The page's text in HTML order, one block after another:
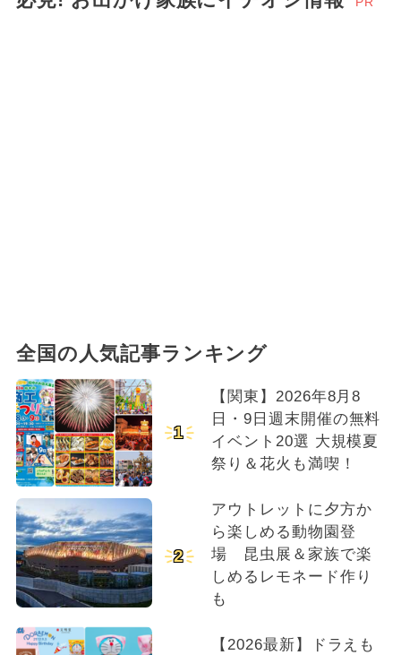
全国の人気記事ランキング
1
【関東】2026年8月8
日・9日週末開催の無料
イベント20選 大規模夏
祭り＆花火も満喫！
2
アウトレットに夕方か
ら楽しめる動物園登
場 昆虫展＆家族で楽
しめるレモネード作り
も
【2026最新】ドラえも